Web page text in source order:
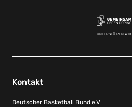
UNTERSTÜTZEN WIR
Kontakt
Deutscher Basketball Bund e.V